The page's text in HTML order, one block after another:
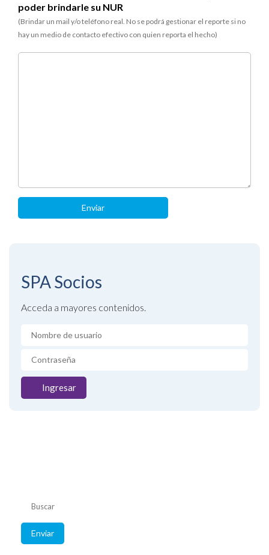
poder brindarle su NUR
(Brindar un mail y/o teléfono real. No se podrá gestionar el reporte si no
hay un medio de contacto efectivo con quien reporta el hecho)
SPASocios
Acceda a mayores contenidos.
Ingresar